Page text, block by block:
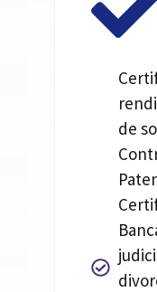
de